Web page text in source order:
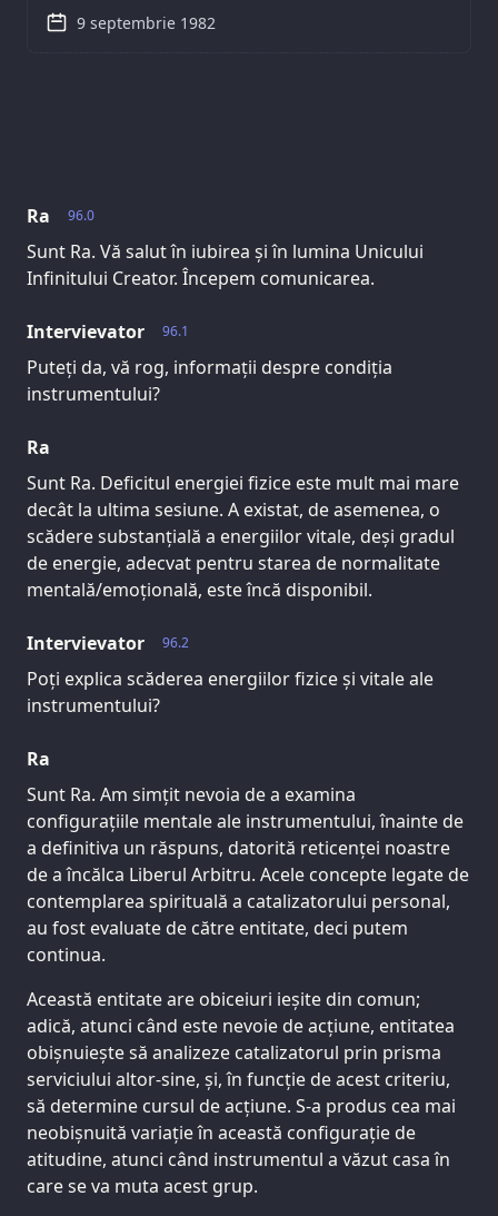
96.0
Ra
Sunt Ra. Vă salut în iubirea și în lumina Unicului
Infinitului Creator. Începem comunicarea.
96.1
Intervievator
Puteți da, vă rog, informații despre condiția
instrumentului?
Ra
Sunt Ra. Deficitul energiei fizice este mult mai mare
decât la ultima sesiune. A existat, de asemenea, o
scădere substanțială a energiilor vitale, deși gradul
de energie, adecvat pentru starea de normalitate
mentală/emoțională, este încă disponibil.
96.2
Intervievator
Poți explica scăderea energiilor fizice și vitale ale
instrumentului?
Ra
Sunt Ra. Am simțit nevoia de a examina
configurațiile mentale ale instrumentului, înainte de
a definitiva un răspuns, datorită reticenței noastre
de a încălca Liberul Arbitru. Acele concepte legate de
contemplarea spirituală a catalizatorului personal,
au fost evaluate de către entitate, deci putem
continua.
Această entitate are obiceiuri ieșite din comun;
adică, atunci când este nevoie de acțiune, entitatea
obișnuiește să analizeze catalizatorul prin prisma
serviciului altor-sine, și, în funcție de acest criteriu,
să determine cursul de acțiune. S-a produs cea mai
neobișnuită variație în această configurație de
atitudine, atunci când instrumentul a văzut casa în
care se va muta acest grup.
9 septembrie 1982